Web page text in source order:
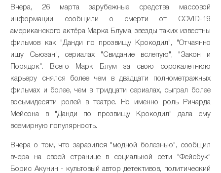
Вчера, 26 марта зарубежные средства массовой
информации сообщили о смерти от COVID-19
американского актёра Марка Блума, звезды таких известны
фильмов как "Данди по прозвищу Крокодил", "Отчаянно
ищу Сьюзан", сериалах "Свидание вслепую", "Закон и
Порядок". Всего Марк Блум за свою сорокалетнюю
карьеру снялся более чем в двадцати полнометражных
фильмах и более, чем в тридцати сериалах, сыграл более
восьмидесяти ролей в театре. Но именно роль Ричарда
Мейсона в "Данди по прозвищу Крокодил" дала ему
всемирную популярность.
Вчера о том, что заразился "модной болезнью", сообщил
вчера на своей странице в социальной сети "Фейсбук"
Борис Акунин - культовый автор детективов, политический